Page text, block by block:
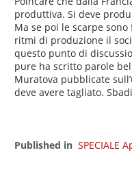
produttiva. Si deve
Ma se poi le scarpe
ritmi di produzione il
questo punto di
pure ha scritto parole
Muratova pubblicate
deve avere tagliato.
Published in SPECIALE